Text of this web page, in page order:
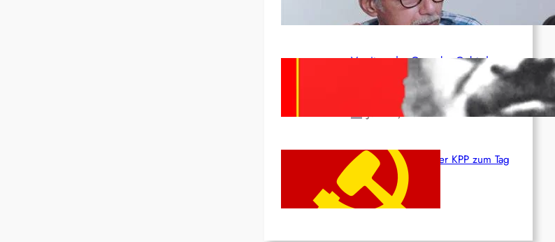
Juli 1, 2026
Vorsitzender Gonzalo: Gebt das
Leben für die Partei und die
Juni 19, 2026
Beschluss des ZK der KPP zum Tag
des Heldentums
Juni 19, 2026